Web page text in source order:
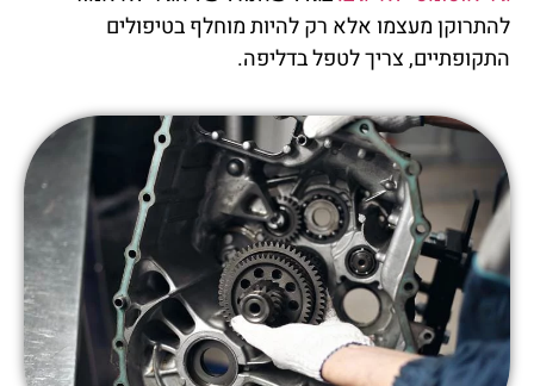
להתרוקן מעצמו אלא רק להיות מוחלף בטיפולים
התקופתיים, צריך לטפל בדליפה.